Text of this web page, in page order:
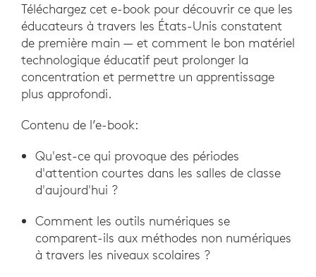
Téléchargez cet e-book pour découvrir ce que les
éducateurs à travers les États-Unis constatent
de première main — et comment le bon matériel
technologique éducatif peut prolonger la
concentration et permettre un apprentissage
plus approfondi.
Contenu de l’e-book:
Qu'est-ce qui provoque des périodes
d'attention courtes dans les salles de classe
d'aujourd'hui ?
Comment les outils numériques se
comparent-ils aux méthodes non numériques
à travers les niveaux scolaires ?